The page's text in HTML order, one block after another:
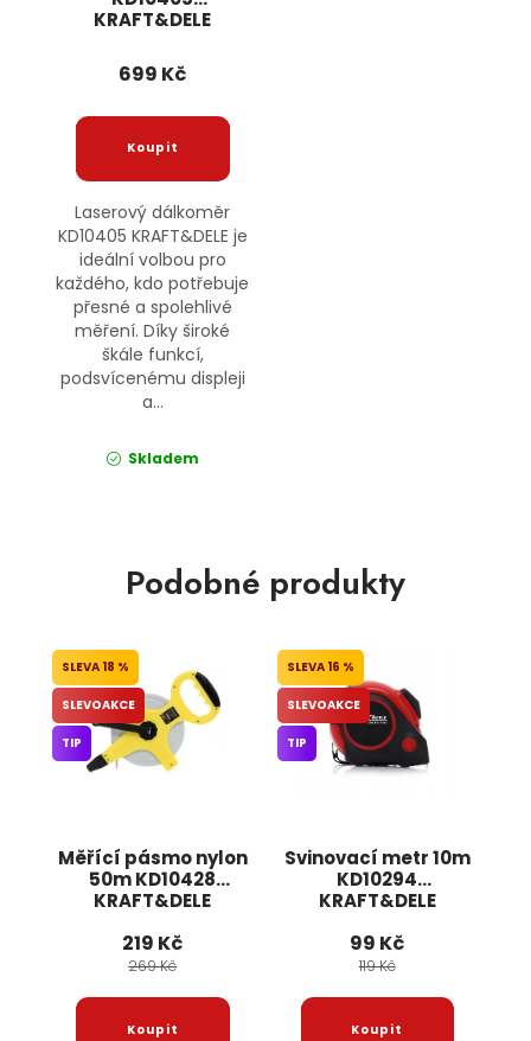
KRAFT&DELE
699 Kč
Laserový dálkoměr
KD10405 KRAFT&DELE je
ideální volbou pro
každého, kdo potřebuje
přesné a spolehlivé
měření. Díky široké
škále funkcí,
podsvícenému displeji
a...
Skladem
Podobné produkty
Měřící pásmo nylon
50m KD10428
KRAFT&DELE
18 %
SLEVOAKCE
TIP
219 Kč
269 Kč
Svinovací metr 10m
KD10294
KRAFT&DELE
16 %
SLEVOAKCE
TIP
99 Kč
119 Kč